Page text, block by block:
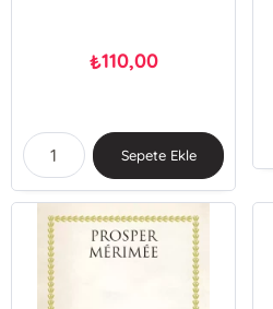
₺110,00
Sepete Ekle